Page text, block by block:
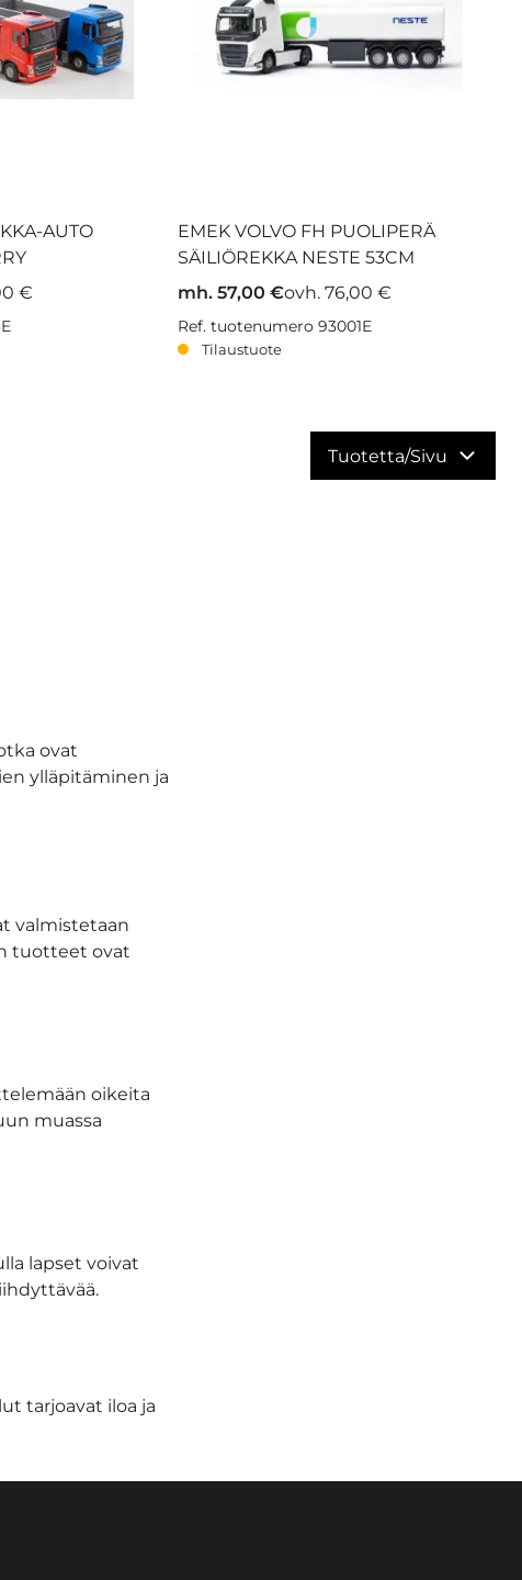
AUTO
€
EMEK VOLVO FH PUOLIPERÄ
SÄILIÖREKKA NESTE 53CM
mh. 57,00 €ovh. 76,00 €
Ref. tuotenumero 93001E
Tilaustuote
Tuotetta/Sivu
ovat
ylläpitäminen ja
valmistetaan
tuotteet ovat
oikeita
muassa
lapset voivat
tarjoavat iloa ja